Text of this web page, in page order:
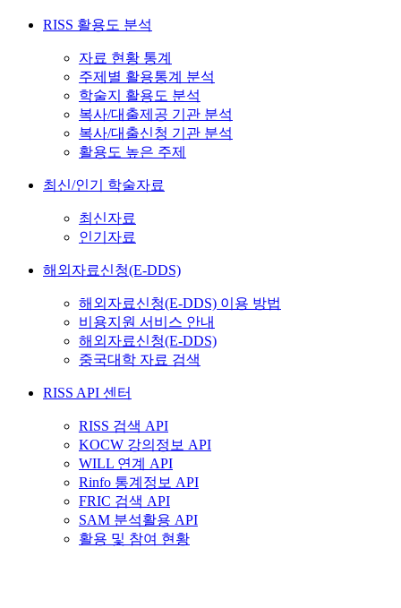
RISS 활용도 분석
자료 현황 통계
주제별 활용통계 분석
학술지 활용도 분석
복사/대출제공 기관 분석
복사/대출신청 기관 분석
활용도 높은 주제
최신/인기 학술자료
최신자료
인기자료
해외자료신청(E-DDS)
해외자료신청(E-DDS) 이용 방법
비용지원 서비스 안내
해외자료신청(E-DDS)
중국대학 자료 검색
RISS API 센터
RISS 검색 API
KOCW 강의정보 API
WILL 연계 API
Rinfo 통계정보 API
FRIC 검색 API
SAM 분석활용 API
활용 및 참여 현황